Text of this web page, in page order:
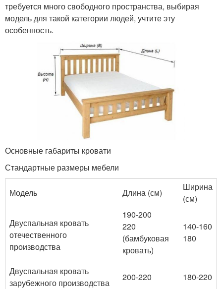
требуется много свободного пространства, выбирая
модель для такой категории людей, учтите эту
особенность.
Основные габариты кровати
Стандартные размеры мебели
Модель Длина (см)
Ширина
(см)
Двуспальная кровать
отечественного
производства
190-200
220
(бамбуковая
кровать)
140-160
180
Двуспальная кровать
зарубежного производства
200-220 180-220